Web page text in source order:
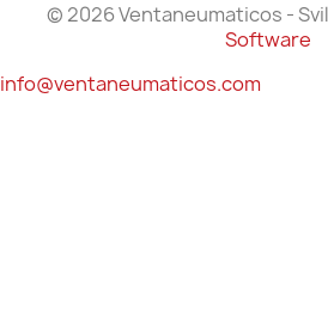
© 2026 Ventaneumaticos -
Software
info@ventaneumaticos.com